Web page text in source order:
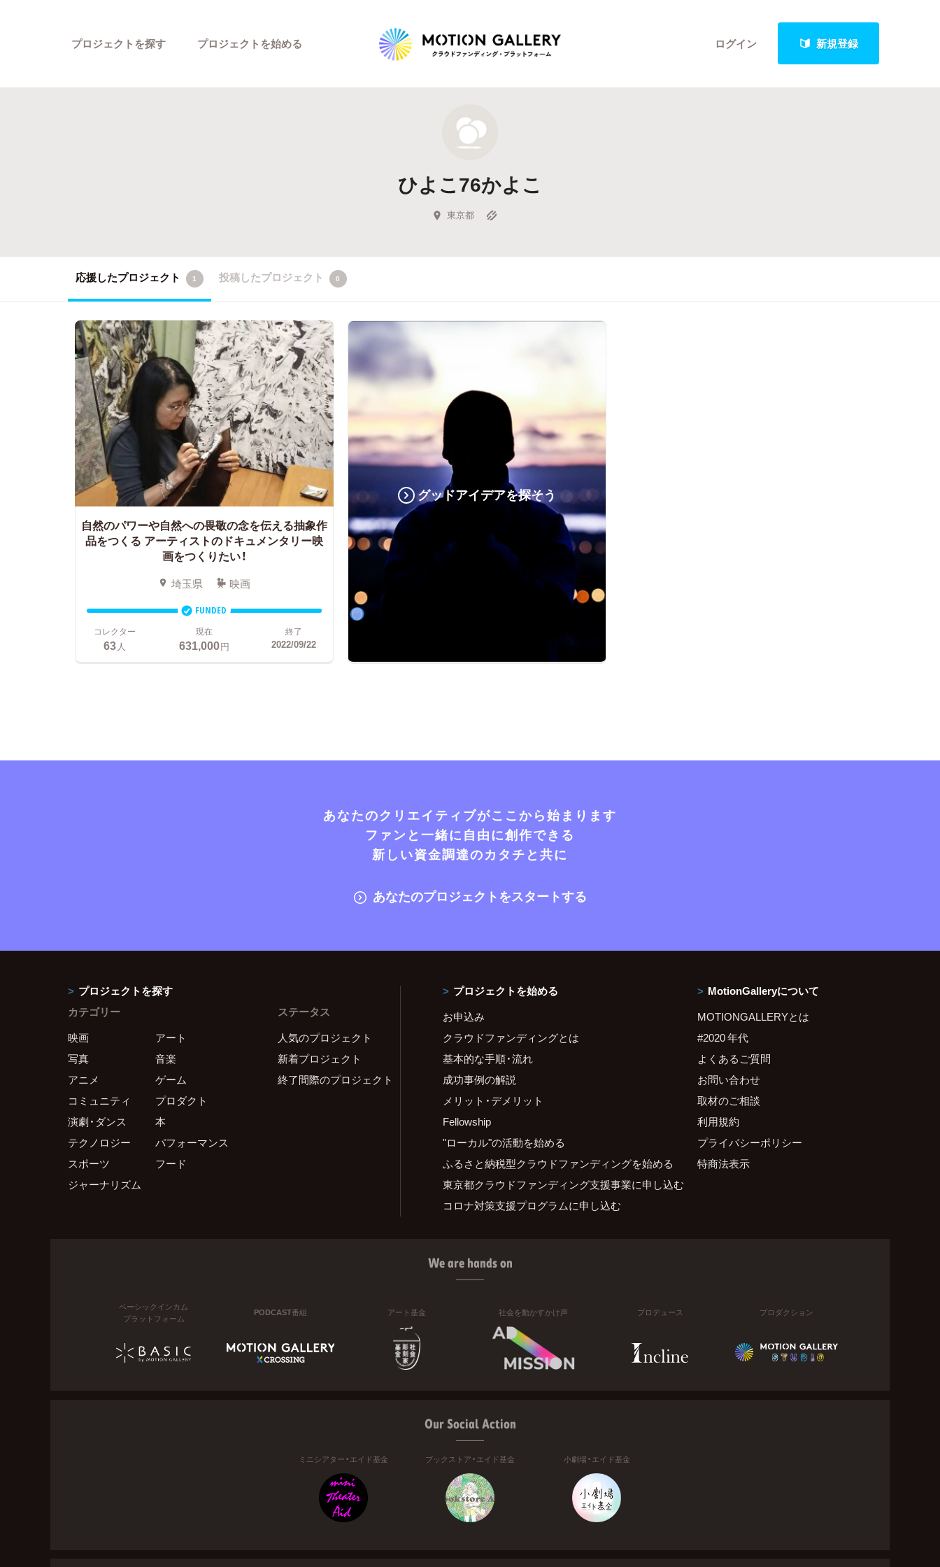
ログイン 新規登録
プロジェクトを探す
新着プロジェクト
Feature
キュレーターから探す
プロジェクトを始める
ひよこ76かよこ
東京都
応援したプロジェクト 1 投稿したプロジェクト 0
自然のパワーや自然への畏敬の念を伝える抽象作
品をつくる アーティストのドキュメンタリー映
画をつくりたい！
埼玉県 映画
FUNDED
コレクター
63人
現在
631,000円
終了
2022/09/22
グッドアイデアを探そう
あなたのクリエイティブがここから始まります
ファンと一緒に自由に創作できる
新しい資金調達のカタチと共に
あなたのプロジェクトをスタートする
プロジェクトを探す
カテゴリー
映画
アート
写真
音楽
アニメ
ゲーム
コミュニティ
プロダクト
演劇・ダンス
本
テクノロジー
パフォーマンス
スポーツ
フード
ジャーナリズム
ステータス
人気のプロジェクト
新着プロジェクト
終了間際のプロジェクト
プロジェクトを始める
お申込み
クラウドファンディングとは
基本的な手順・流れ
成功事例の解説
メリット・デメリット
Fellowship
"ローカル"の活動を始める
ふるさと納税型クラウドファンディングを始める
東京都クラウドファンディング支援事業に申し込む
コロナ対策支援プログラムに申し込む
MotionGalleryについて
MOTIONGALLERYとは
#2020 年代
よくあるご質問
お問い合わせ
取材のご相談
利用規約
プライバシーポリシー
特商法表示
We are hands on
ベーシックインカム
プラットフォーム
PODCAST番組 アート基金 社会を動かすかけ声 プロデュース プロダクション
Our Social Action
ミニシアター・エイド基金 ブックストア・エイド基金 小劇場・エイド基金